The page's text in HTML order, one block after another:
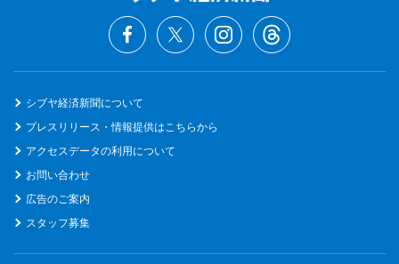
シブヤ経済新聞について
プレスリリース・情報提供はこちらから
アクセスデータの利用について
お問い合わせ
広告のご案内
スタッフ募集